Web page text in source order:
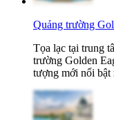
Quảng trường
Tọa lạc tại trung
trường Golden
tượng mới nổi bật